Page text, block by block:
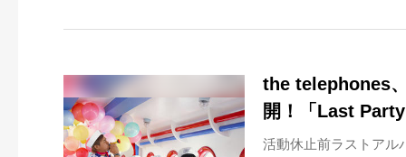
the telephones
開！「Last
活動休止前ラストアル